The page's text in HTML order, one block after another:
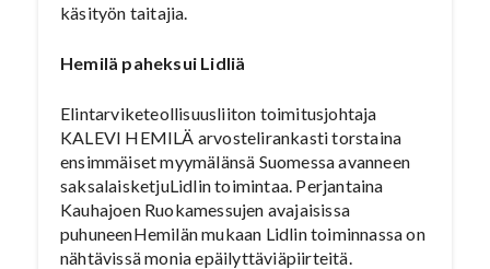
käsityön taitajia.
Hemilä paheksui Lidliä
Elintarviketeollisuusliiton toimitusjohtaja
KALEVI HEMILÄ arvostelirankasti torstaina
ensimmäiset myymälänsä Suomessa avanneen
saksalaisketjuLidlin toimintaa. Perjantaina
Kauhajoen Ruokamessujen avajaisissa
puhuneenHemilän mukaan Lidlin toiminnassa on
nähtävissä monia epäilyttäviäpiirteitä.